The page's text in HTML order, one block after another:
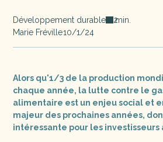
Développement durable 2min.
Marie Fréville10/1/24
Alors qu'1/3 de la production
chaque année, la lutte contre le
alimentaire est un enjeu social et
majeur des prochaines années,
intéressante pour les investisseurs